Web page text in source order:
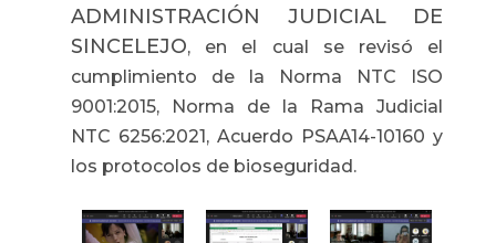
ADMINISTRACIÓN JUDICIAL DE
SINCELEJO, en el cual se revisó el
cumplimiento de la Norma NTC ISO
9001:2015, Norma de la Rama Judicial
NTC 6256:2021, Acuerdo PSAA14-10160 y
los protocolos de bioseguridad.